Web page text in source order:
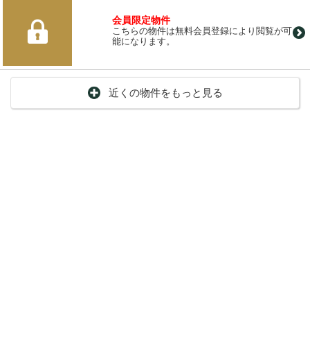
会員限定物件
こちらの物件は無料会員登録により閲覧が可
能になります。
近くの物件をもっと見る